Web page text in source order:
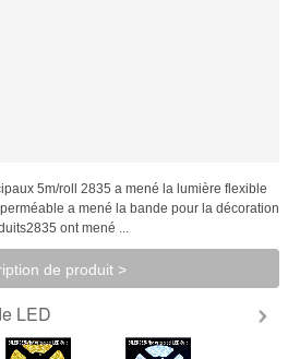
5m/roll 2835 a mené la lumière flexible
a mené la bande pour la décoration
ont mené ...
de produit >
LED